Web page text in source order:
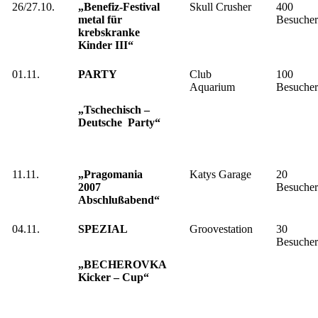
26/27.10.
„Benefiz-Festival
metal für
krebskranke
Kinder III“
Skull Crusher
400
Besucher
01.11. PARTY
„Tschechisch –
Deutsche Party“
Club
Aquarium
100
Besucher
11.11.
„Pragomania
2007
Abschlußabend“
Katys Garage
20
Besucher
04.11. SPEZIAL
„BECHEROVKA
Kicker – Cup“
Groovestation
30
Besucher